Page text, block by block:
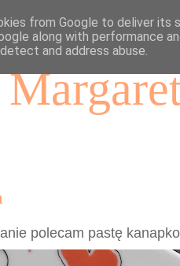
polecam pastę
from Google to deliver its
along with performance
and address abuse.